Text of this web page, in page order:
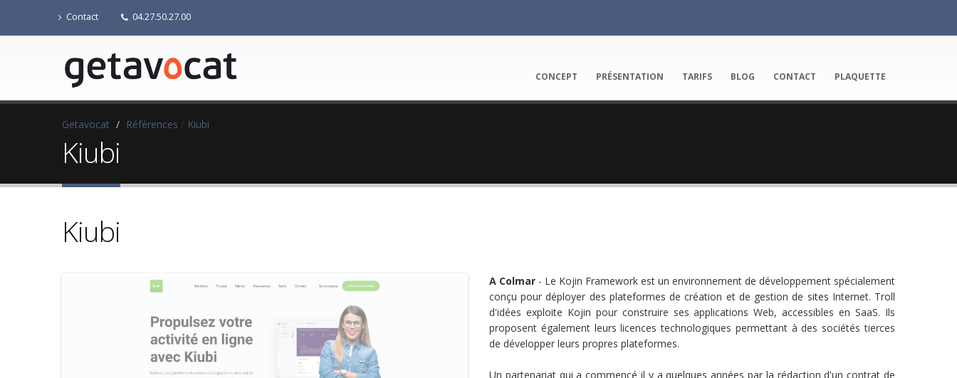
Contact 04.27.50.27.00
CONCEPT PRÉSENTATION TARIFS BLOG CONTACT PLAQUETTE
Getavocat / Références / Kiubi
Kiubi
Kiubi
A Colmar - Le Kojin Framework est un environnement de développement spécialement
conçu pour déployer des plateformes de création et de gestion de sites Internet. Troll
d'idées exploite Kojin pour construire ses applications Web, accessibles en SaaS. Ils
proposent également leurs licences technologiques permettant à des sociétés tierces
de développer leurs propres plateformes.
Un partenariat qui a commencé il y a quelques années par la rédaction d'un contrat de